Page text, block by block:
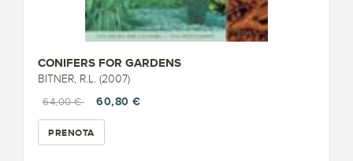
CONIFERS FOR GARDENS
BITNER, R.L. (2007)
64,00 €
60,80 €
PRENOTA